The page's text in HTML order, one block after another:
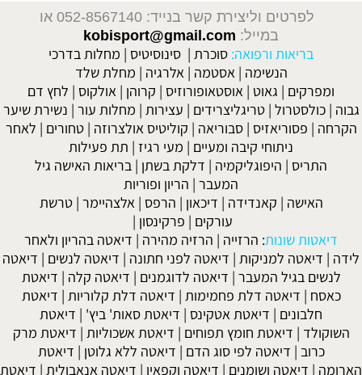
לפרטים וליצירת קשר בנייד: 052-8567140
או
במייל: kobisport@gmail.com
בריאות ורפואה: סוכרת | סינוסיטיס | מחלות בדרכי
הנשימה | אסטמה | אלרגיה | מחלת שלד
ומפרקים | גאוט | אוסטאופורוזיס | קרוהן | אולקוס | לחץ דם
גבוה |כולסטרול |טריגליצרידים | עצירות | מחלות עור | נשירת שיער
הקרחה | פסוריאזיס |סבוריאה | קוליטיס אולצרוזה |טחורים | לאחר
ניתוחי קיבה ומעיים | מעי רגיז | תת פעילות
התריס | היפוגליקמיה | דלקת בשתן | בריאות האישה גיל
המעבר | הריון ופוריות
האישה | קאנדידה | דיכאון | הרפס | אלצהיימר |טרשת
עורקים | פרקינסון |
דיאטות שונות: הרזייה | הרזיה מהירה | דיאטה בהריון ולאחר
לידה | דיאטה למניקות | דיאטה לפני חתונה | דיאטה לנשים | דיאטה
לנשים בגיל המעבר | דיאטה לדוגמנים | דיאטה קלה | דיאטת
כאסח | דיאטה דלת פחמימות | דיאטה דלת קלוריות | דיאטת
חלבונים | דיאטת אטקינס | דיאטת סאות' ביץ' | דיאטת
השוקולד | דיאטת חומץ תפוחים | דיאטת אשכוליות | דיאטת מרק
כרוב | דיאטה לפי סוג הדם | דיאטה ללא גלוטן | דיאטת
הארומה | דיאטה ושומנים | דיאטה וקפאין | דיאטה אנאבולית | דיאטת